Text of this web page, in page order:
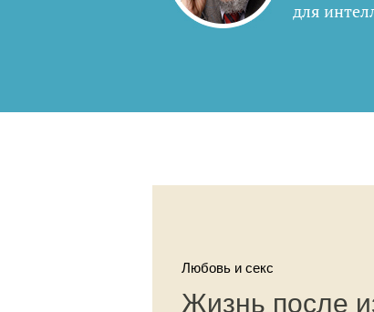
для
Любовь и секс
Жизнь после